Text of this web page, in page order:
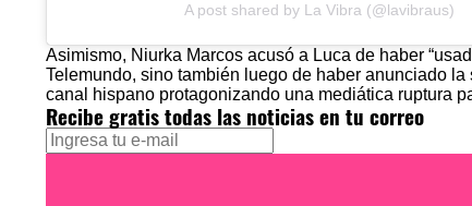
A post shared by La Vibra (@lavibraus)
Asimismo, Niurka Marcos acusó a Luca de haber
Telemundo, sino también luego de haber anunciado
canal hispano protagonizando una mediática ruptura
Recibe gratis todas las noticias en tu correo